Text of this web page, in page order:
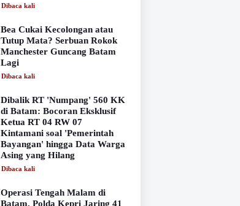
Dibaca kali
Bea Cukai Kecolongan atau
Tutup Mata? Serbuan Rokok
Manchester Guncang Batam
Lagi
Dibaca kali
Dibalik RT 'Numpang' 560 KK
di Batam: Bocoran Eksklusif
Ketua RT 04 RW 07
Kintamani soal 'Pemerintah
Bayangan' hingga Data Warga
Asing yang Hilang
Dibaca kali
Operasi Tengah Malam di
Batam, Polda Kepri Jaring 41